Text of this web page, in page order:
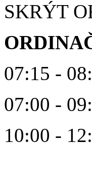
SKRÝT
07:15 -
07:00 -
10:00 -